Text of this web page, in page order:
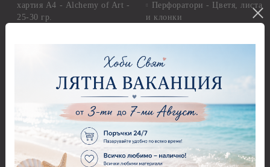
хартия А4 - Alchemy of Art -
25-30 гр.
Фина оризова декупажна
хартия Stamperia - 21 х
29.см. - 28гр.
Декупажна хартия - Други
Антични пасти
Вакс пасти
Перфоратори - Цветя, листа
и клонки
Перфоратори - Животни
Перфоратори - Коледни и
Зимни
Рисуване
Грунд и почистващи
разтвори
Платна за рисуване